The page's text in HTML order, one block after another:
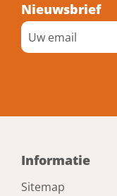
Nieuwsbrief
Informatie
Sitemap